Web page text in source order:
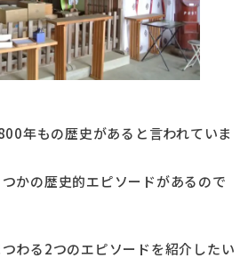
年もの歴史があると言われていま
かの歴史的エピソードがあるので
わる2つのエピソードを紹介したい